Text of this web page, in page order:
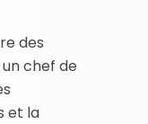
des
chef de
et la